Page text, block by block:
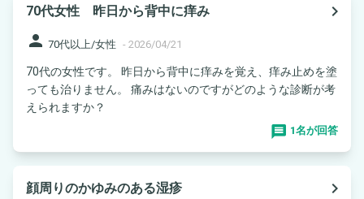
70代女性 昨日から背中に痒み
navigate_next
person 70代以上/女性 - 2026/04/21
70代の女性です。 昨日から背中に痒みを覚え、痒み止めを塗
っても治りません。 痛みはないのですがどのような診断が考
えられますか？
1名が回答
顔周りのかゆみのある湿疹
navigate_next